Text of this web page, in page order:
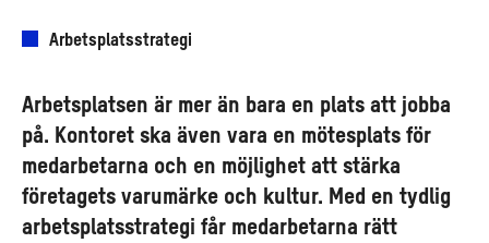
Arbetsplatsstrategi
Arbetsplatsen är mer än bara en plats att jobba
på. Kontoret ska även vara en mötesplats för
medarbetarna och en möjlighet att stärka
företagets varumärke och kultur. Med en tydlig
arbetsplatsstrategi får medarbetarna rätt